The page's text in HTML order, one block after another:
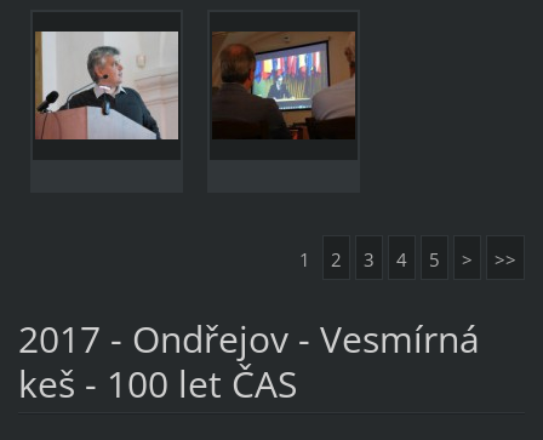
1 2 3 4 5 > >>
2017 - Ondřejov - Vesmírná
keš - 100 let ČAS